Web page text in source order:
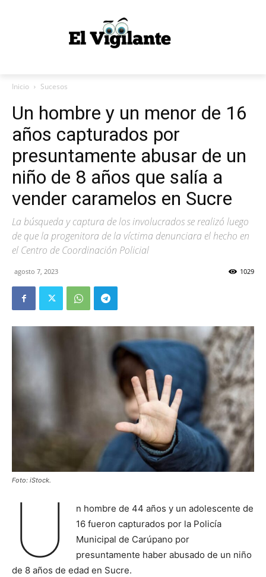
Inicio Sucesos
Un hombre y un menor de 16
años capturados por
presuntamente abusar de un
niño de 8 años que salía a
vender caramelos en Sucre
La búsqueda y captura de los involucrados se realizó luego
de que la progenitora de la víctima denunciara el hecho en
el Centro de Coordinación Policial
agosto 7, 2023 1029
Foto: iStock.
U
n hombre de 44 años y un adolescente de
16 fueron capturados por la Policía
Municipal de Carúpano por
presuntamente haber abusado de un niño
de 8 años de edad en Sucre.